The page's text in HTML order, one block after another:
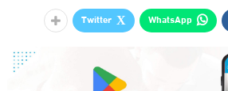
WhatsApp
Twitter